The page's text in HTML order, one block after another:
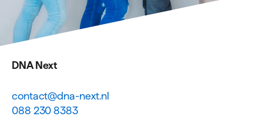
DNA Next
contact@dna-next.nl
088 230 8383